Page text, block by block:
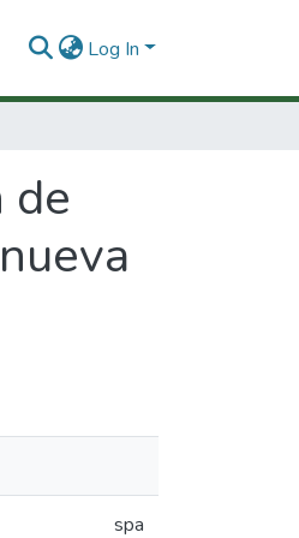
Log In
de
spa